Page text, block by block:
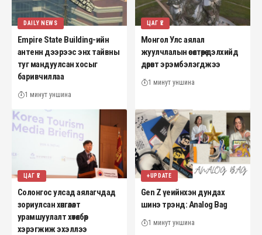
DAILY NEWS
Empire State Building-ийн
антенн дээрээс энх тайвны
туг мандуулсан хосыг
баривчиллаа
1 минут уншина
ЦАГ ҮЕ
Монгол Улс аялал
жуулчлалын өсөлтөөрөө дэлхийд
дөрөвт эрэмбэлэгджээ
1 минут уншина
ЦАГ ҮЕ
Солонгос улсад аялагчдад
зориулсан хөнгөлөлт
урамшуулалт хөтөлбөр
хэрэгжиж эхэллээ
+UPDATE
Gen Z үеийнхэн дундах
шинэ трэнд: Analog Bag
1 минут уншина